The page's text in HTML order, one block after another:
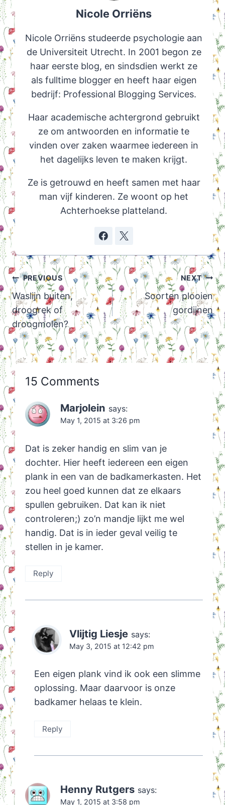
Nicole Orriëns
Nicole Orriëns studeerde psychologie aan
de Universiteit Utrecht. In 2001 begon ze
haar eerste blog, en sindsdien werkt ze
als fulltime blogger en heeft haar eigen
bedrijf: Professional Blogging Services.
Haar academische achtergrond gebruikt
ze om antwoorden en informatie te
vinden over zaken waarmee iedereen in
het dagelijks leven te maken krijgt.
Ze is getrouwd en heeft samen met haar
man vijf kinderen. Ze woont op het
Achterhoekse platteland.
Post
navigation
PREVIOUS
Waslijn buiten,
droogrek of
droogmolen?
NEXT
Soorten plooien
gordijnen
15 Comments
Marjolein says:
May 1, 2015 at 3:26 pm
Dat is zeker handig en slim van je
dochter. Hier heeft iedereen een eigen
plank in een van de badkamerkasten. Het
zou heel goed kunnen dat ze elkaars
spullen gebruiken. Dat kan ik niet
controleren;) zo’n mandje lijkt me wel
handig. Dat is in ieder geval veilig te
stellen in je kamer.
Reply
Vlijtig Liesje says:
May 3, 2015 at 12:42 pm
Een eigen plank vind ik ook een slimme
oplossing. Maar daarvoor is onze
badkamer helaas te klein.
Reply
Henny Rutgers says:
May 1, 2015 at 3:58 pm